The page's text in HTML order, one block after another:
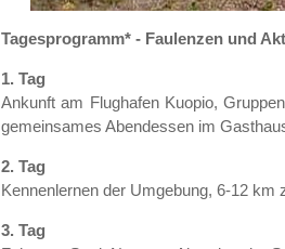
Tagesprogramm* - Faulenzen und
1. Tag
Ankunft am Flughafen Kuopio,
gemeinsames Abendessen im
2. Tag
Kennenlernen der Umgebung, 6-12 km
3. Tag